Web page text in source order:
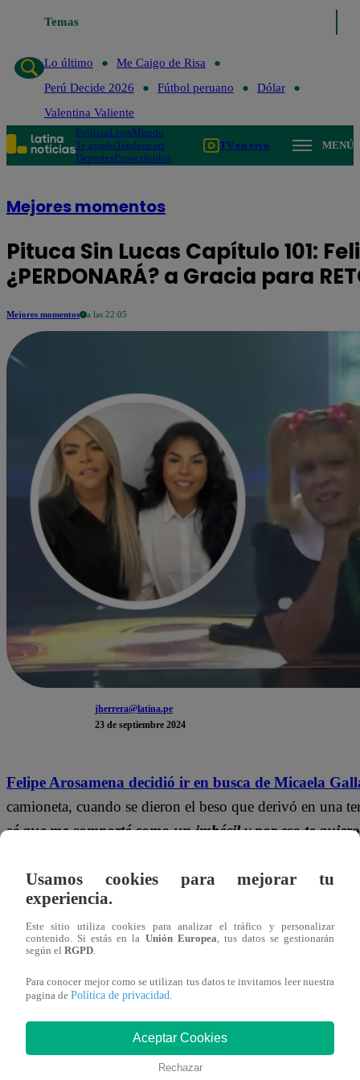
Temas
Lo último
Me Caigo de Risa
Perú Decide 2026
Fútbol peruano
Dólar
Valentina Valiente
PolíticaLimaMundo
Te ayudoTendencias
DeportesEspectáculos
TV en vivo MENÚ
Mejores momentos
Pituca Sin Lucas Capítulo 101:
¿PERDONARÁ? a Gracia para
Mejores momentos a las 22:05
jherrera@latina.pe
23 de septiembre 2024
Felipe Arosamena decidió ir en busca de Micaela
camioneta, cuando se dieron el beso que derivó en una
sé que me comporté como un imbécil y por eso te
Micaela sabe que salió bastante afectada de lo que
cómo se siente al respecto.
“No soy de hacerme la
también. Te he dicho cosas que no he le dicho a
Usamos cookies para mejorar tu
experiencia.
Este sitio utiliza cookies para analizar el tráfico y personalizar
contenido. Si estás en la Unión Europea, tus datos se gestionarán
según el RGPD.
Para conocer mejor como se utilizan tus datos te invitamos leer nuestra
pagina de Política de privacidad.
Aceptar Cookies
Rechazar